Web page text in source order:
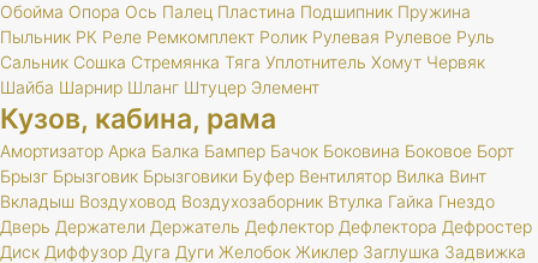
Обойма Опора Ось Палец Пластина Подшипник Пружина
Пыльник РК Реле Ремкомплект Ролик Рулевая Рулевое Руль
Сальник Сошка Стремянка Тяга Уплотнитель Хомут Червяк
Шайба Шарнир Шланг Штуцер Элемент
Кузов, кабина, рама
Амортизатор Арка Балка Бампер Бачок Боковина Боковое Борт
Брызг Брызговик Брызговики Буфер Вентилятор Вилка Винт
Вкладыш Воздуховод Воздухозаборник Втулка Гайка Гнездо
Дверь Держатели Держатель Дефлектор Дефлектора Дефростер
Диск Диффузор Дуга Дуги Желобок Жиклер Заглушка Задвижка